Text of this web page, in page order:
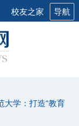
校友之家 导航
大学：打造“教育